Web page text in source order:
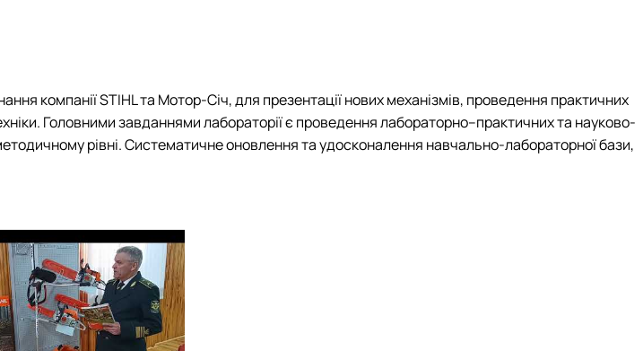
законодавство
та семінари
релізи
в ЗМІ
компанії STIHL та Мотор-Січ, для презентації нових механізмів, проведення практичних
Головними завданнями лабораторії є проведення лабораторно–практичних та науково-
рівні. Систематичне оновлення та удосконалення навчально-лабораторної бази,